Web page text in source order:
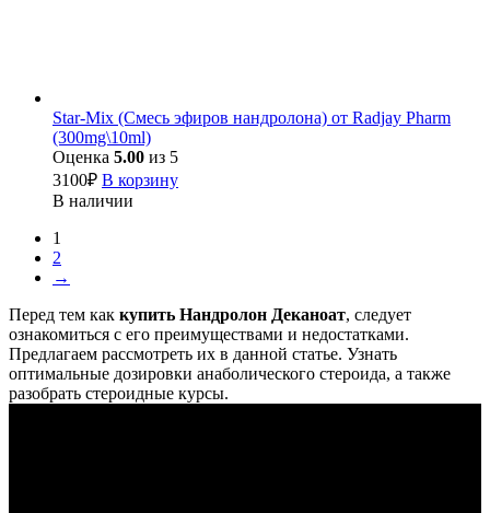
Star-Mix (Смесь эфиров нандролона) от Radjay Pharm
(300mg\10ml)
Оценка 5.00 из 5
3100₽ В корзину
В наличии
1
2
→
Перед тем как купить Нандролон Деканоат, следует
ознакомиться с его преимуществами и недостатками.
Предлагаем рассмотреть их в данной статье. Узнать
оптимальные дозировки анаболического стероида, а также
разобрать стероидные курсы.